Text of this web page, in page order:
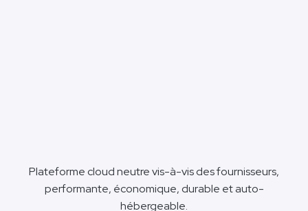
Plateforme cloud neutre vis-à-vis des fournisseurs,
performante, économique, durable et auto-
hébergeable.